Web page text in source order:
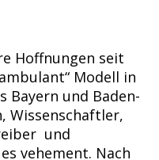
Hoffnungen seit
Modell in
Bayern und Baden-
Wissenschaftler,
und
vehement. Nach